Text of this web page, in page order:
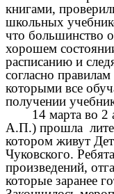
книгами,
школьных
что большинство
хорошем
расписанию и
согласно
которыми все
получении
14 марта во 2
А.П.) прошла
котором живут
Чуковского.
произведений,
которые заранее